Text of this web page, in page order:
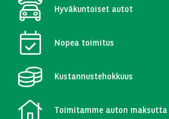
Hyväkuntoiset autot
Nopea toimitus
Kustannustehokkuus
Toimitamme auton maksutta